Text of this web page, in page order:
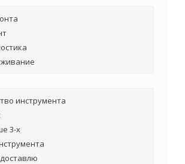
инструмента
3-х